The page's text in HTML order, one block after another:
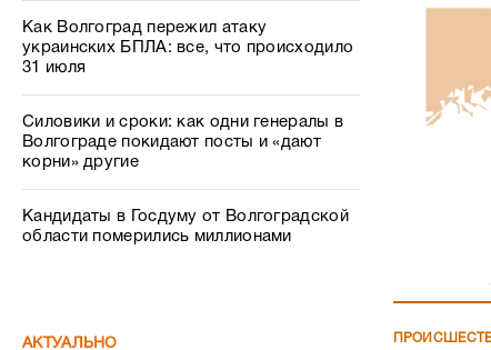
Как Волгоград пережил атаку
украинских БПЛА: все, что происходило
31 июля
Силовики и сроки: как одни генералы в
Волгограде покидают посты и «дают
корни» другие
Кандидаты в Госдуму от Волгоградской
области померились миллионами
АКТУАЛЬНО